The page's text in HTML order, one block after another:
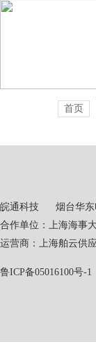
首页
皖通科技 烟台华
合作单位：上海海事
运营商：上海舶
鲁ICP备05016100号-1